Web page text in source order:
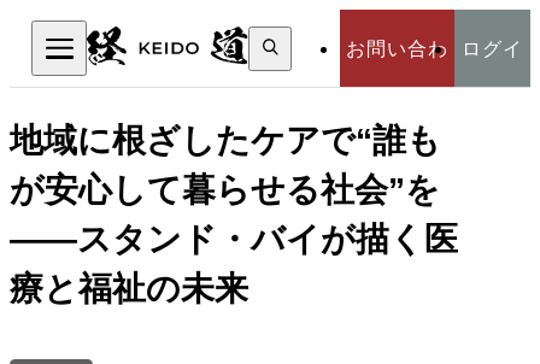
お問い合わ
せ
ログイ
検
索:
検索
地域に根ざしたケアで“誰も
が安心して暮らせる社会”を
――スタンド・バイが描く医
療と福祉の未来